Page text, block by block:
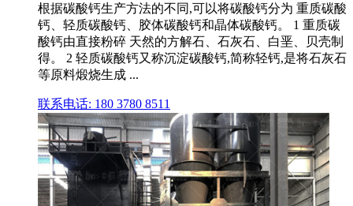
根据碳酸钙生产方法的不同,可以将碳酸钙分为 重质碳酸
钙、轻质碳酸钙、胶体碳酸钙和晶体碳酸钙。 1 重质碳
酸钙由直接粉碎 天然的方解石、石灰石、白垩、贝壳制
得。 2 轻质碳酸钙又称沉淀碳酸钙,简称轻钙,是将石灰石
等原料煅烧生成 ...
联系电话: 180 3780 8511